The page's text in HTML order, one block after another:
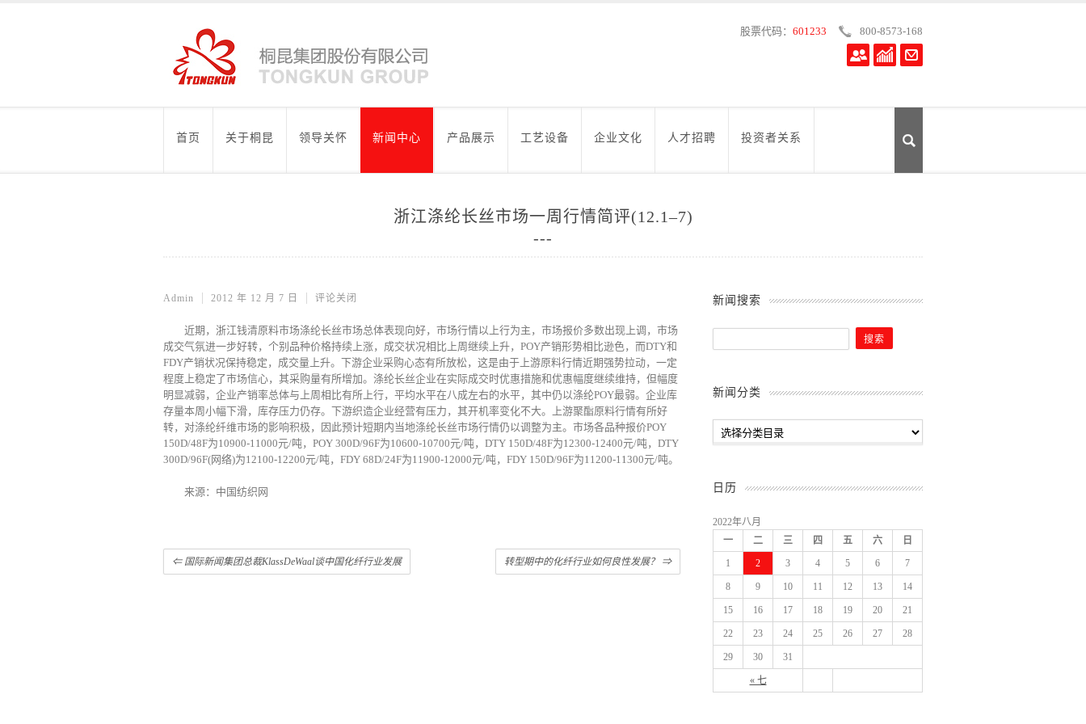
股票代码： 601233 800-8573-168
首页 关于桐昆 领导关怀 新闻中心 产品展示 工艺设备 企业文化 人才招聘 投资者关系
浙江涤纶长丝市场一周行情简评(12.1–7)
Admin 2012 年 12 月 7 日 评论关闭
近期，浙江钱清原料市场涤纶长丝市场总体表现向好，市场行情以上行为主，市场报价多数出现上调，市场
成交气氛进一步好转，个别品种价格持续上涨，成交状况相比上周继续上升，POY产销形势相比逊色，而DTY和
FDY产销状况保持稳定，成交量上升。下游企业采购心态有所放松，这是由于上游原料行情近期强势拉动，一定
程度上稳定了市场信心，其采购量有所增加。涤纶长丝企业在实际成交时优惠措施和优惠幅度继续维持，但幅度
明显减弱，企业产销率总体与上周相比有所上行，平均水平在八成左右的水平，其中仍以涤纶POY最弱。企业库
存量本周小幅下滑，库存压力仍存。下游织造企业经营有压力，其开机率变化不大。上游聚酯原料行情有所好
转，对涤纶纤维市场的影响积极，因此预计短期内当地涤纶长丝市场行情仍以调整为主。市场各品种报价POY
150D/48F为10900-11000元/吨，POY 300D/96F为10600-10700元/吨，DTY 150D/48F为12300-12400元/吨，DTY
300D/96F(网络)为12100-12200元/吨，FDY 68D/24F为11900-12000元/吨，FDY 150D/96F为11200-11300元/吨。
来源：中国纺织网
⇐国际新闻集团总裁KlassDeWaal谈中国化纤行业发展 转型期中的化纤行业如何良性发展？ ⇒
新闻搜索
新闻分类
日历
2022年八月
一
二 三 四 五 六 日
« 七
1 2 3 4 5 6 7
8 9 10 11 12 13 14
15 16 17 18 19 20 21
22 23 24 25 26 27 28
29 30 31